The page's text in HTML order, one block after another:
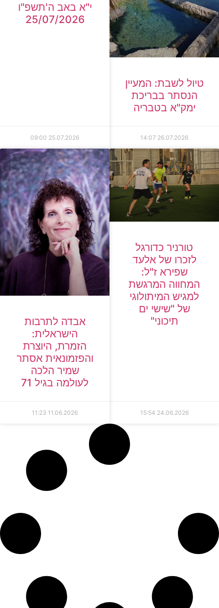
טיול לשבת: המעיין
הנסתר בבריכת
ימק"א בטבריה
26.07.2026
14:07
י"א באב ה'תשפ"ו
25/07/2026
25.07.2026
09:00
טורניר כדורגל
לזכרו של אלעד
שפירא ז"ל:
המחווה המרגשת
למגיש המיתולוגי
של "שישי ים
תיכוני"
24.06.2026
15:54
אבדה לתרבות
הישראלית:
הזמרת, היוצרת
והפזמונאית אסתר
שמיר הלכה
לעולמה בגיל 71
11.06.2026
11:23